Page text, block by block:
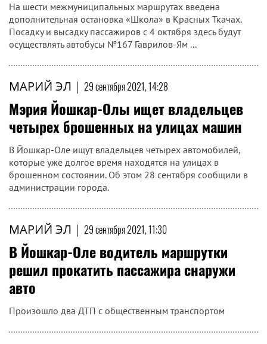
На шести межмуниципальных маршрутах введена
дополнительная остановка «Школа» в Красных Ткачах.
Посадку и высадку пассажиров с 4 октября здесь будут
осуществлять автобусы №167 Гаврилов-Ям ...
МАРИЙ ЭЛ | 29 сентября 2021, 14:28
Мэрия Йошкар-Олы ищет владельцев
четырех брошенных на улицах машин
В Йошкар-Оле ищут владельцев четырех автомобилей,
которые уже долгое время находятся на улицах в
брошенном состоянии. Об этом 28 сентября сообщили в
администрации города.
МАРИЙ ЭЛ | 29 сентября 2021, 11:30
В Йошкар-Оле водитель маршрутки
решил прокатить пассажира снаружи
авто
Произошло два ДТП с общественным транспортом